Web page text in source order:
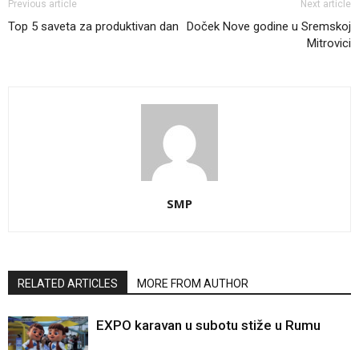
Previous article
Top 5 saveta za produktivan dan
Next article
Doček Nove godine u Sremskoj
Mitrovici
SMP
RELATED ARTICLES MORE FROM AUTHOR
EXPO karavan u subotu stiže u Rumu